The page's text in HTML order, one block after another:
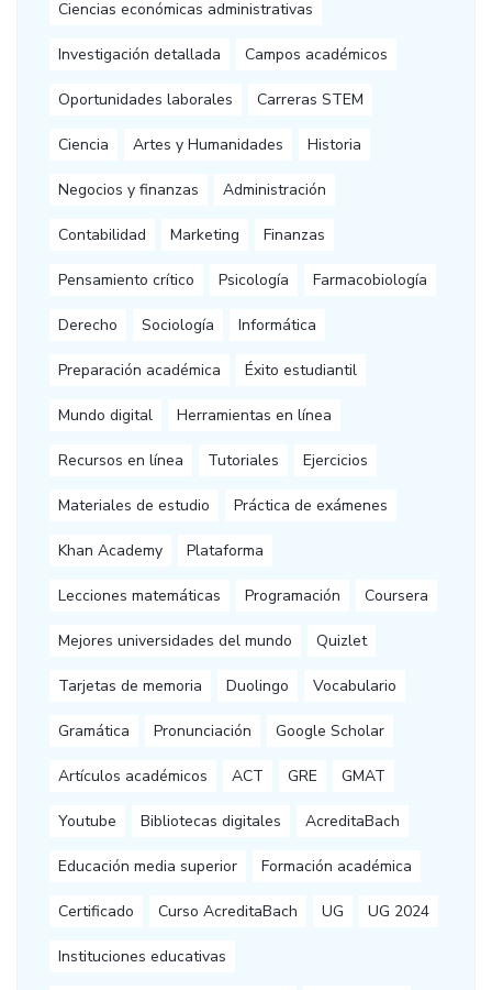
Ciencias económicas administrativas
Investigación detallada Campos académicos
Oportunidades laborales Carreras STEM
Ciencia Artes y Humanidades Historia
Negocios y finanzas Administración
Contabilidad Marketing Finanzas
Pensamiento crítico Psicología Farmacobiología
Derecho Sociología Informática
Preparación académica Éxito estudiantil
Mundo digital Herramientas en línea
Recursos en línea Tutoriales Ejercicios
Materiales de estudio Práctica de exámenes
Khan Academy Plataforma
Lecciones matemáticas Programación Coursera
Mejores universidades del mundo Quizlet
Tarjetas de memoria Duolingo Vocabulario
Gramática Pronunciación Google Scholar
Artículos académicos ACT GRE GMAT
Youtube Bibliotecas digitales AcreditaBach
Educación media superior Formación académica
Certificado Curso AcreditaBach UG UG 2024
Instituciones educativas